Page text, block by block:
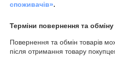
споживачів».
Терміни повернення та обміну
Повернення та обмін товарів
після отримання товару